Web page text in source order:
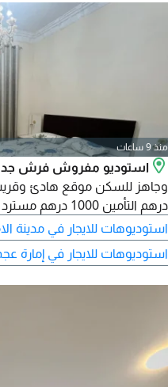
منذ 9 ساعات
استوديو مفروش فرش
درهم التأمين 1000 درهم مسترد عند الخروج
استوديوهات للايجار في مدينة
استوديوهات للايجار في إمارة